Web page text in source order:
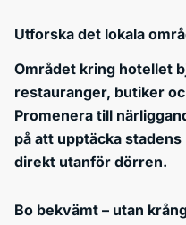
Utforska det lokala
Området kring hotellet
restauranger, butiker
Promenera till
på att upptäcka
direkt utanför dörren.
Bo bekvämt – utan